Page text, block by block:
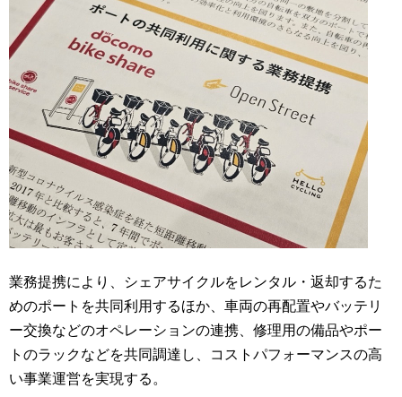
業務提携により、シェアサイクルをレンタル・返却するた
めのポートを共同利用するほか、車両の再配置やバッテリ
ー交換などのオペレーションの連携、修理用の備品やポー
トのラックなどを共同調達し、コストパフォーマンスの高
い事業運営を実現する。